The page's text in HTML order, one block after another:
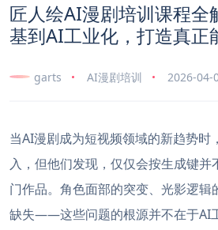
匠人绘AI漫剧培训课程全
基到AI工业化，打造真正
garts AI漫剧培训 2026-04-
当AI漫剧成为短视频领域的新趋势时
入，但他们发现，仅仅会按生成键
门作品。角色面部的突变、光影逻辑
缺失——这些问题的根源并不在于AI